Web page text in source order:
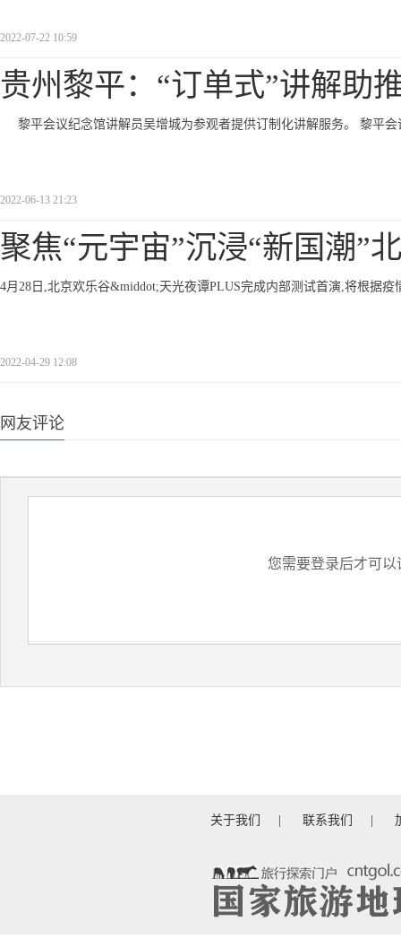
2022-07-22 10:59
贵州黎平：“订单式”讲解助
黎平会议纪念馆讲解员吴增城为参观者提供订制化讲解服务。 黎平
2022-06-13 21:23
聚焦“元宇宙”沉浸“新国潮”北
4月28日,北京欢乐谷&middot;天光夜谭PLUS完成内部测试首演,将根据
2022-04-29 12:08
网友评论
您需要登录后才可以
关于我们 联系我们